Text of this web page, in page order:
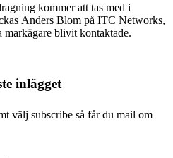
kommer att tas med i
Anders Blom på ITC Networks,
markägare blivit kontaktade.
inlägget
välj subscribe så får du mail om